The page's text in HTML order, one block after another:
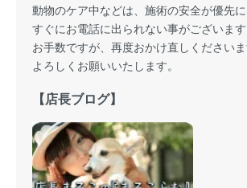
動物のケア中などは、施術の安全が優先に
すぐにお電話に出られない事がございま
お手数ですが、再度おかけ直しください
よろしくお願いいたします。
【店長ブログ】